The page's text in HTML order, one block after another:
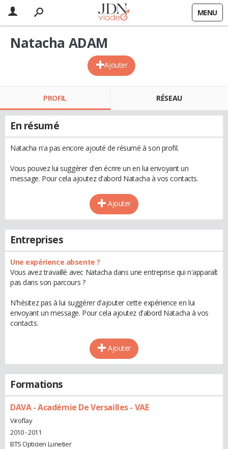
MENU
Ajouter
Natacha ADAM
PROFIL RÉSEAU
En résumé
Natacha n'a pas encore ajouté de résumé à son profil.
Vous pouvez lui suggérer d'en écrire un en lui envoyant un
message. Pour cela ajoutez d'abord Natacha à vos contacts.
Ajouter
Entreprises
Une expérience absente ?
Vous avez travaillé avec Natacha dans une entreprise qui n'apparaît
pas dans son parcours ?
N'hésitez pas à lui suggérer d'ajouter cette expérience en lui
envoyant un message. Pour cela ajoutez d'abord Natacha à vos
contacts.
Ajouter
Formations
DAVA - Académie De Versailles - VAE
Viroflay
2010 - 2011
BTS Opticien Lunetier